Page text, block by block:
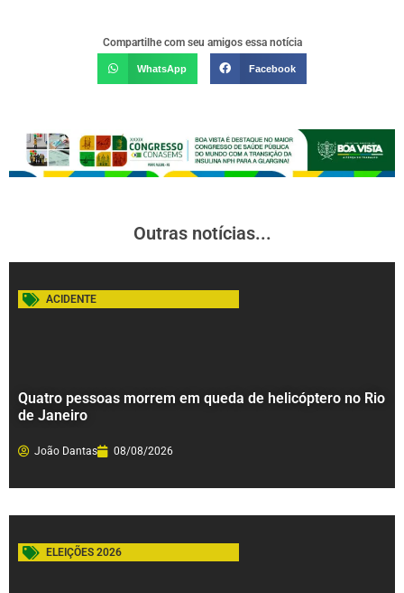
Compartilhe com seu amigos essa notícia
WhatsApp Facebook
Outras notícias...
ACIDENTE
Quatro pessoas morrem em queda de helicóptero no Rio
de Janeiro
João Dantas 08/08/2026
ELEIÇÕES 2026